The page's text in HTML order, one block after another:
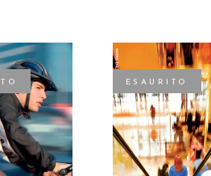
TUTTO
ESAURITO
LEGGI TUTTO